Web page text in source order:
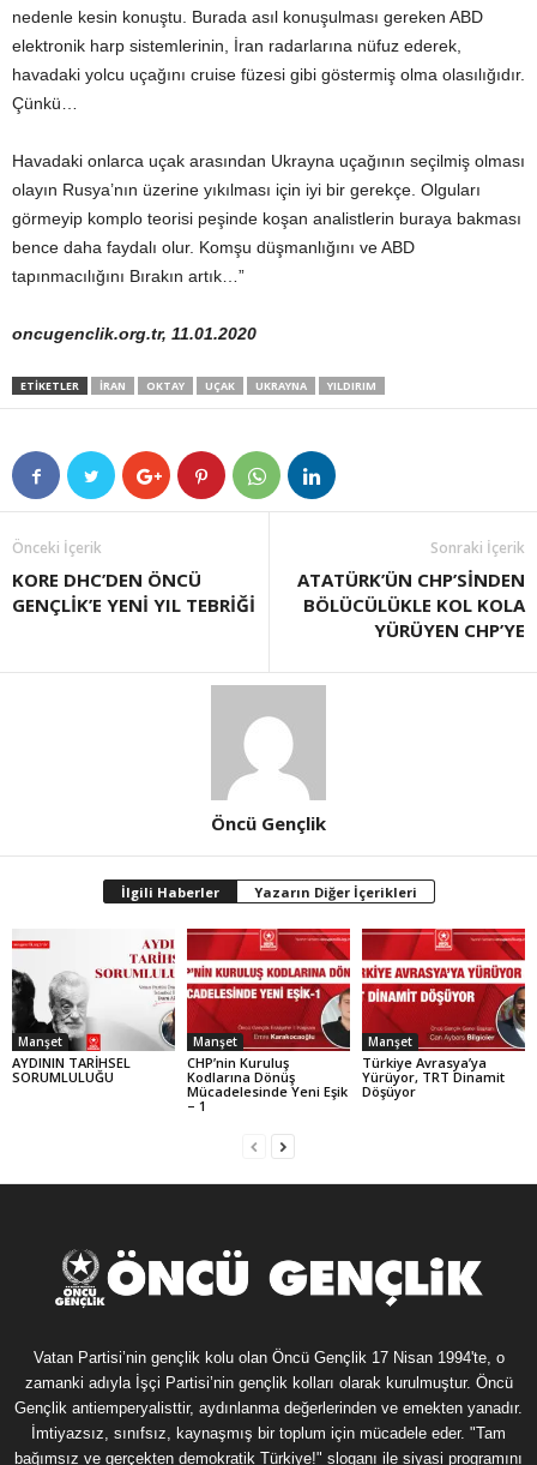
nedenle kesin konuştu. Burada asıl konuşulması gereken ABD
elektronik harp sistemlerinin, İran radarlarına nüfuz ederek,
havadaki yolcu uçağını cruise füzesi gibi göstermiş olma olasılığıdır.
Çünkü…
Havadaki onlarca uçak arasından Ukrayna uçağının seçilmiş olması
olayın Rusya’nın üzerine yıkılması için iyi bir gerekçe. Olguları
görmeyip komplo teorisi peşinde koşan analistlerin buraya bakması
bence daha faydalı olur. Komşu düşmanlığını ve ABD
tapınmacılığını Bırakın artık…”
oncugenclik.org.tr, 11.01.2020
ETIKETLER IRAN OKTAY UÇAK UKRAYNA YILDIRIM
Önceki İçerik
KORE DHC’DEN ÖNCÜ
GENÇLİK’E YENİ YIL TEBRİĞİ
Sonraki İçerik
ATATÜRK’ÜN CHP’SİNDEN
BÖLÜCÜLÜKLE KOL KOLA
YÜRÜYEN CHP’YE
Öncü Gençlik
İlgili Haberler Yazarın Diğer İçerikleri
Manşet
AYDININ TARİHSEL
SORUMLULUĞU
Manşet
CHP’nin Kuruluş
Kodlarına Dönüş
Mücadelesinde Yeni Eşik
– 1
Manşet
Türkiye Avrasya’ya
Yürüyor, TRT Dinamit
Döşüyor
Vatan Partisi’nin gençlik kolu olan Öncü Gençlik 17 Nisan 1994'te, o
zamanki adıyla İşçi Partisi’nin gençlik kolları olarak kurulmuştur. Öncü
Gençlik antiemperyalisttir, aydınlanma değerlerinden ve emekten yanadır.
İmtiyazsız, sınıfsız, kaynaşmış bir toplum için mücadele eder. "Tam
bağımsız ve gerçekten demokratik Türkiye!" sloganı ile siyasi programını